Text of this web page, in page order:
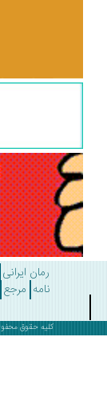
رمان ایرانی
مرجع
کلیه حقوق محفوظ است و